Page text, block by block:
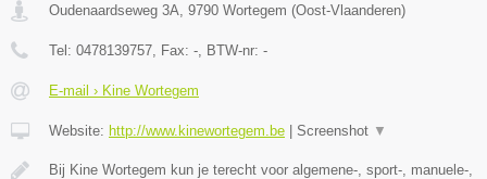
Oudenaardseweg 3A 9790 Wortegem (Oost-Vlaanderen)
Tel: 0478139757 , Fax: - , BTW-nr: -
E-mail › Kine Wortegem
Website: http://www.kinewortegem.be | Screenshot ▼
Bij Kine Wortegem kun je terecht voor algemene-, sport-, manuele-,